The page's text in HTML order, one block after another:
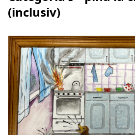
(inclusiv)